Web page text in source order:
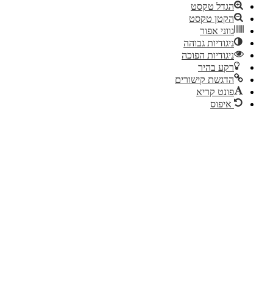
הגדל טקסט
הקטן טקסט
גווני אפור
ניגודיות גבוהה
ניגודיות הפוכה
רקע בהיר
הדגשת קישורים
פונט קריא
איפוס